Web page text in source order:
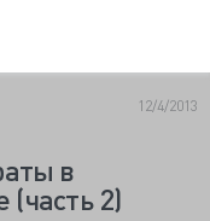
12/4/2013
в
(часть 2)